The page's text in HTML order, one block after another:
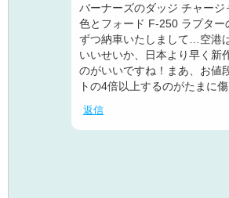
バーナーズのダッジ チャージ
色とフォード F-250 ラプター
ずつ納車いたしまして…空港
いいせいか、日本より早く新
のがいいですね！まあ、お値
トの4倍以上するのがたまに
返信